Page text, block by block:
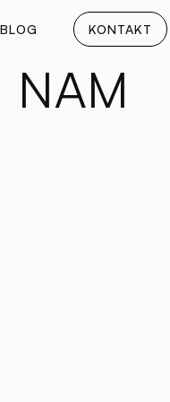
BLOG KONTAKT
NAM